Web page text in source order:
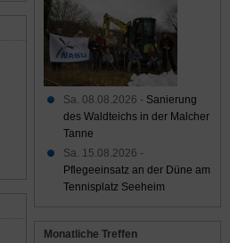
Sa. 08.08.2026 - Sanierung
des Waldteichs in der Malcher
Tanne
Sa. 15.08.2026 -
Pflegeeinsatz an der Düne am
Tennisplatz Seeheim
Monatliche Treffen